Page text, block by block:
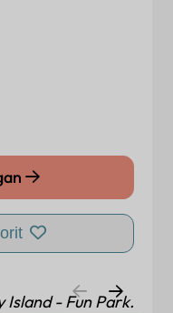
Island - Fun Park.